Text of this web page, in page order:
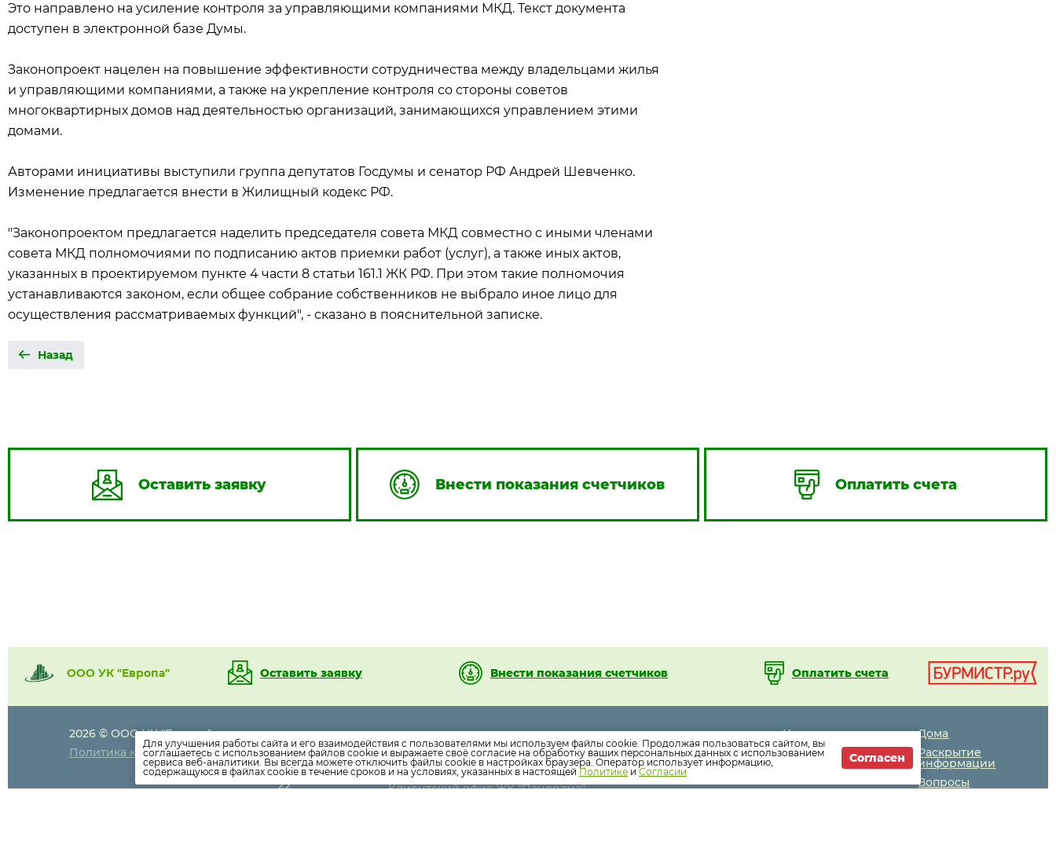
Это направлено на усиление контроля за управляющими компаниями МКД. Текст документа
доступен в электронной базе Думы.
Законопроект нацелен на повышение эффективности сотрудничества между владельцами жилья
и управляющими компаниями, а также на укрепление контроля со стороны советов
многоквартирных домов над деятельностью организаций, занимающихся управлением этими
домами.
Авторами инициативы выступили группа депутатов Госдумы и сенатор РФ Андрей Шевченко.
Изменение предлагается внести в Жилищный кодекс РФ.
"Законопроектом предлагается наделить председателя совета МКД совместно с иными членами
совета МКД полномочиями по подписанию актов приемки работ (услуг), а также иных актов,
указанных в проектируемом пункте 4 части 8 статьи 161.1 ЖК РФ. При этом такие полномочия
устанавливаются законом, если общее собрание собственников не выбрало иное лицо для
осуществления рассматриваемых функций", - сказано в пояснительной записке.
Назад
Оставить заявку Внести показания счетчиков Оплатить счета
ООО УК "Европа" Оставить заявку Внести показания счетчиков Оплатить счета
2026 © ООО УК "Европа"
Политика конфиденциальности
90
8 (499)652-77-
44
Аварийно-диспетчерская служба 24/7
Клиентский офис ЖК "Красногорский"
Клиентский офис ЖК "Ленинградский"
Клиентский офис ЖК "Панорама"
Новости
компании
Как оплатить
Дома
Раскрытие
информации
Вопросы
Для улучшения работы сайта и его взаимодействия с пользователями мы используем файлы cookie. Продолжая пользоваться сайтом, вы
соглашаетесь с использованием файлов cookie и выражаете своё согласие на обработку ваших персональных данных с использованием
сервиса веб-аналитики. Вы всегда можете отключить файлы cookie в настройках браузера. Оператор использует информацию,
содержащуюся в файлах cookie в течение сроков и на условиях, указанных в настоящей Политике и Согласии
Согласен